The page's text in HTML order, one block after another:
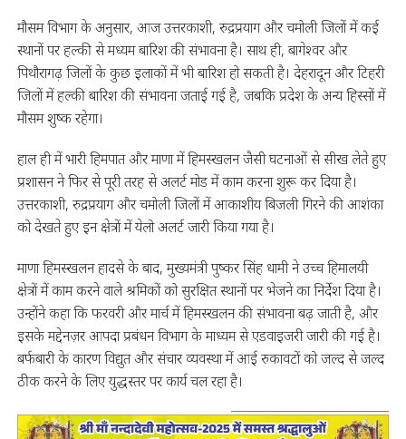
मौसम विभाग के अनुसार, आज उत्तरकाशी, रुद्रप्रयाग और चमोली जिलों में कई
स्थानों पर हल्की से मध्यम बारिश की संभावना है। साथ ही, बागेश्वर और
पिथौरागढ़ जिलों के कुछ इलाकों में भी बारिश हो सकती है। देहरादून और टिहरी
जिलों में हल्की बारिश की संभावना जताई गई है, जबकि प्रदेश के अन्य हिस्सों में
मौसम शुष्क रहेगा।
हाल ही में भारी हिमपात और माणा में हिमस्खलन जैसी घटनाओं से सीख लेते हुए
प्रशासन ने फिर से पूरी तरह से अलर्ट मोड में काम करना शुरू कर दिया है।
उत्तरकाशी, रुद्रप्रयाग और चमोली जिलों में आकाशीय बिजली गिरने की आशंका
को देखते हुए इन क्षेत्रों में येलो अलर्ट जारी किया गया है।
माणा हिमस्खलन हादसे के बाद, मुख्यमंत्री पुष्कर सिंह धामी ने उच्च हिमालयी
क्षेत्रों में काम करने वाले श्रमिकों को सुरक्षित स्थानों पर भेजने का निर्देश दिया है।
उन्होंने कहा कि फरवरी और मार्च में हिमस्खलन की संभावना बढ़ जाती है, और
इसके मद्देनज़र आपदा प्रबंधन विभाग के माध्यम से एडवाइजरी जारी की गई है।
बर्फबारी के कारण विद्युत और संचार व्यवस्था में आई रुकावटों को जल्द से जल्द
ठीक करने के लिए युद्धस्तर पर कार्य चल रहा है।